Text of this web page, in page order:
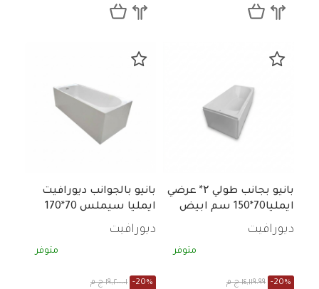
بانيو بجانب طولي ۲* عرضي
ايمليا70*150 سم ابيض
ديورافيت
متوفر
١٤,١١٩.٩٩ ج م -20%
بانيو بالجوانب ديورافيت
ايمليا سيملس 70*170
سم والصرف ابيض
80712100099
ديورافيت
متوفر
١٩,٢٠٠.٠١ ج م -20%